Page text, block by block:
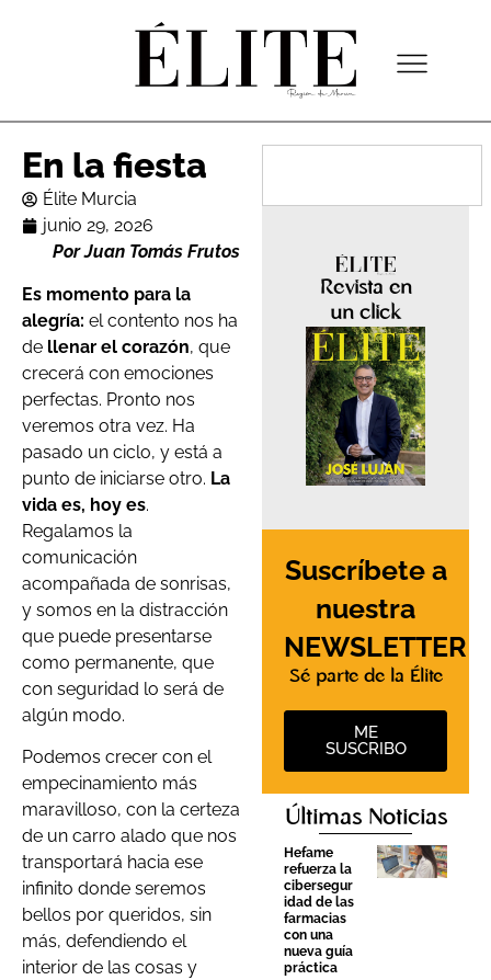
En la fiesta
Élite Murcia
junio 29, 2026
Por Juan Tomás Frutos
Es momento para la
alegría: el contento nos ha
de llenar el corazón, que
crecerá con emociones
perfectas. Pronto nos
veremos otra vez. Ha
pasado un ciclo, y está a
punto de iniciarse otro. La
vida es, hoy es.
Regalamos la
comunicación
acompañada de sonrisas,
y somos en la distracción
que puede presentarse
como permanente, que
con seguridad lo será de
algún modo.
Podemos crecer con el
empecinamiento más
maravilloso, con la certeza
de un carro alado que nos
transportará hacia ese
infinito donde seremos
bellos por queridos, sin
más, defendiendo el
interior de las cosas y
Revista en
un click
Suscríbete a
nuestra
NEWSLETTER
Sé parte de la Élite
ME
SUSCRIBO
Últimas Noticias
Hefame
refuerza la
cibersegur
idad de las
farmacias
con una
nueva guía
práctica